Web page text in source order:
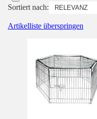
Sortiert nach:
Artikelliste überspringen